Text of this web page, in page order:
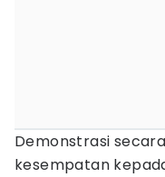
Demonstrasi
kesempatan